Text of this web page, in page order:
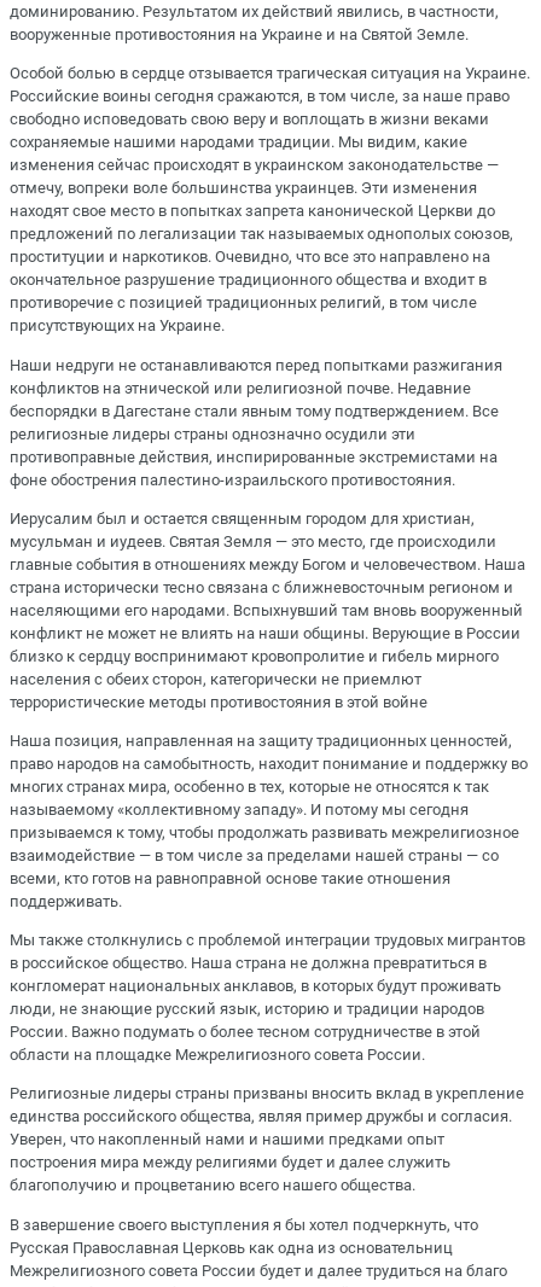
доминированию. Результатом их действий явились, в частности,
вооруженные противостояния на Украине и на Святой Земле.
Особой болью в сердце отзывается трагическая ситуация на Украине.
Российские воины сегодня сражаются, в том числе, за наше право
свободно исповедовать свою веру и воплощать в жизни веками
сохраняемые нашими народами традиции. Мы видим, какие
изменения сейчас происходят в украинском законодательстве —
отмечу, вопреки воле большинства украинцев. Эти изменения
находят свое место в попытках запрета канонической Церкви до
предложений по легализации так называемых однополых союзов,
проституции и наркотиков. Очевидно, что все это направлено на
окончательное разрушение традиционного общества и входит в
противоречие с позицией традиционных религий, в том числе
присутствующих на Украине.
Наши недруги не останавливаются перед попытками разжигания
конфликтов на этнической или религиозной почве. Недавние
беспорядки в Дагестане стали явным тому подтверждением. Все
религиозные лидеры страны однозначно осудили эти
противоправные действия, инспирированные экстремистами на
фоне обострения палестино-израильского противостояния.
Иерусалим был и остается священным городом для христиан,
мусульман и иудеев. Святая Земля — это место, где происходили
главные события в отношениях между Богом и человечеством. Наша
страна исторически тесно связана с ближневосточным регионом и
населяющими его народами. Вспыхнувший там вновь вооруженный
конфликт не может не влиять на наши общины. Верующие в России
близко к сердцу воспринимают кровопролитие и гибель мирного
населения с обеих сторон, категорически не приемлют
террористические методы противостояния в этой войне
Наша позиция, направленная на защиту традиционных ценностей,
право народов на самобытность, находит понимание и поддержку во
многих странах мира, особенно в тех, которые не относятся к так
называемому «коллективному западу». И потому мы сегодня
призываемся к тому, чтобы продолжать развивать межрелигиозное
взаимодействие — в том числе за пределами нашей страны — со
всеми, кто готов на равноправной основе такие отношения
поддерживать.
Мы также столкнулись с проблемой интеграции трудовых мигрантов
в российское общество. Наша страна не должна превратиться в
конгломерат национальных анклавов, в которых будут проживать
люди, не знающие русский язык, историю и традиции народов
России. Важно подумать о более тесном сотрудничестве в этой
области на площадке Межрелигиозного совета России.
Религиозные лидеры страны призваны вносить вклад в укрепление
единства российского общества, являя пример дружбы и согласия.
Уверен, что накопленный нами и нашими предками опыт
построения мира между религиями будет и далее служить
благополучию и процветанию всего нашего общества.
В завершение своего выступления я бы хотел подчеркнуть, что
Русская Православная Церковь как одна из основательниц
Межрелигиозного совета России будет и далее трудиться на благо